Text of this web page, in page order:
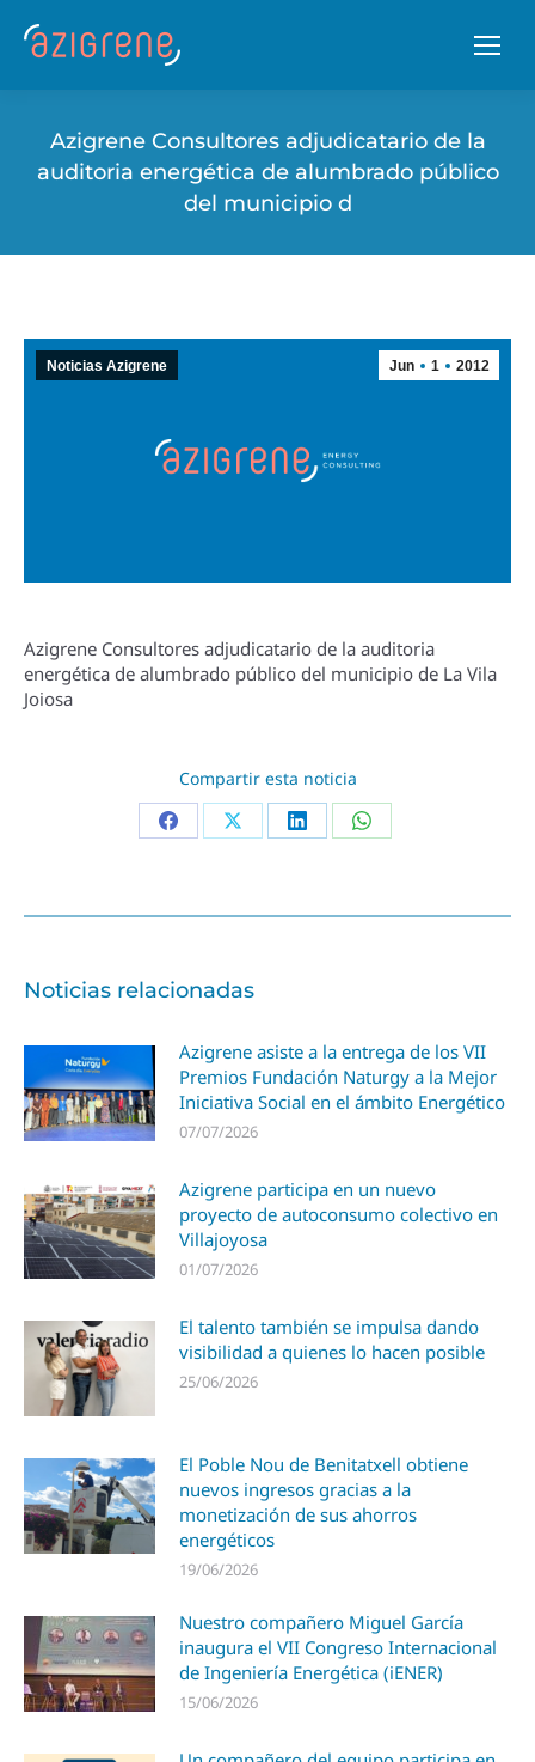
Azigrene Consultores adjudicatario de la
auditoria energética de alumbrado público
del municipio d
Jun 1 2012
Noticias Azigrene
Azigrene Consultores adjudicatario de la auditoria
energética de alumbrado público del municipio de La Vila
Joiosa
Compartir esta noticia
Noticias relacionadas
Azigrene asiste a la entrega de los VII
Premios Fundación Naturgy a la Mejor
Iniciativa Social en el ámbito Energético
07/07/2026
Azigrene participa en un nuevo
proyecto de autoconsumo colectivo en
Villajoyosa
01/07/2026
El talento también se impulsa dando
visibilidad a quienes lo hacen posible
25/06/2026
El Poble Nou de Benitatxell obtiene
nuevos ingresos gracias a la
monetización de sus ahorros
energéticos
19/06/2026
Nuestro compañero Miguel García
inaugura el VII Congreso Internacional
de Ingeniería Energética (iENER)
15/06/2026